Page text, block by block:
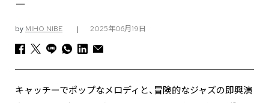
ー
by MIHO NIBE | 2025年06月19日
キャッチーでポップなメロディと、冒険的なジャズの即興演